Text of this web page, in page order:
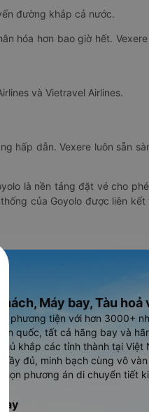
đường khắp cả nước.
hóa hơn bao giờ hết.
và Vietravel Airlines.
hấp dẫn. Vexere luôn sẵn
là nền tảng đặt vé cho
của Goyolo được liên
Máy bay, Tàu hoả
phương tiện với hơn 3000+
quốc, tất cả hãng bay và
khắp các tỉnh thành tại Việt
đầy đủ, minh bạch cùng vô
phương án di chuyển tiết